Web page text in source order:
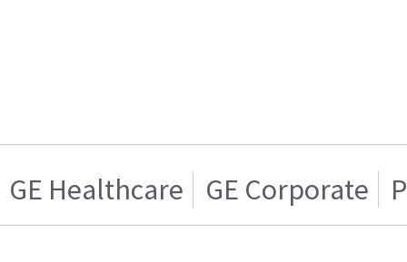
GE Healthcare GE Corporate